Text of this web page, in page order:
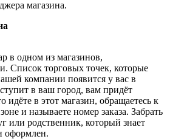
магазина.
в одном из магазинов,
Список торговых точек, которые
компании появится у вас в
в ваш город, вам придёт
идёте в этот магазин, обращаетесь к
и называете номер заказа. Забрать
или родственник, который знает
оформлен.